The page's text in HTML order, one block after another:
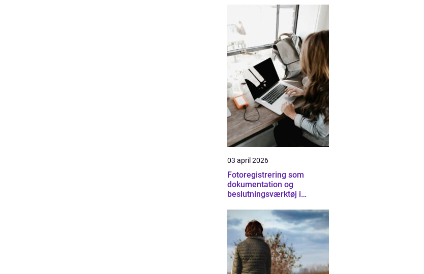
03 april 2026
Fotoregistrering som
dokumentation og
beslutningsværktøj i